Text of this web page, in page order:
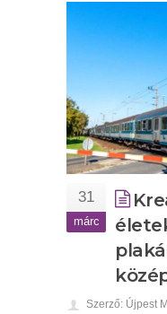
31
márc
Szerző: Újpest